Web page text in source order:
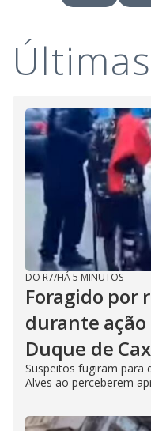
Últimas
DO R7/HÁ 5 MINUTOS
Foragido por
durante ação
Duque de
Suspeitos fugiram para
Alves ao perceberem